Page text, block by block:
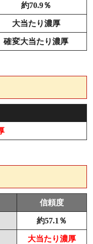
約70.9％
大当たり濃厚
確変大当たり濃厚
信頼度
約57.1％
大当たり濃厚